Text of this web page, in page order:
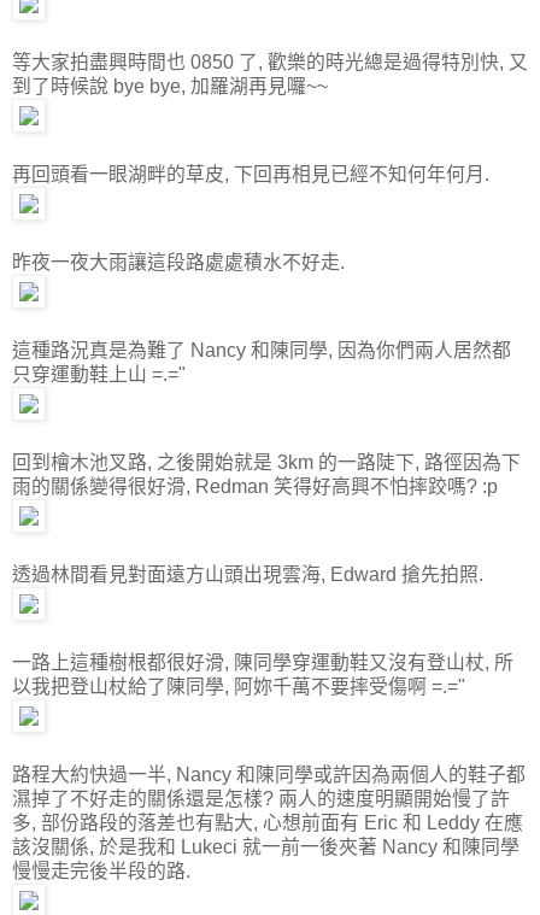
等大家拍盡興時間也 0850 了, 歡樂的時光總是過得特別快, 又
到了時候說 bye bye, 加羅湖再見囉~~
再回頭看一眼湖畔的草皮, 下回再相見已經不知何年何月.
昨夜一夜大雨讓這段路處處積水不好走.
這種路況真是為難了 Nancy 和陳同學, 因為你們兩人居然都
只穿運動鞋上山 =.="
回到檜木池叉路, 之後開始就是 3km 的一路陡下, 路徑因為下
雨的關係變得很好滑, Redman 笑得好高興不怕摔跤嗎? :p
透過林間看見對面遠方山頭出現雲海, Edward 搶先拍照.
一路上這種樹根都很好滑, 陳同學穿運動鞋又沒有登山杖, 所
以我把登山杖給了陳同學, 阿妳千萬不要摔受傷啊 =.="
路程大約快過一半, Nancy 和陳同學或許因為兩個人的鞋子都
濕掉了不好走的關係還是怎樣? 兩人的速度明顯開始慢了許
多, 部份路段的落差也有點大, 心想前面有 Eric 和 Leddy 在應
該沒關係, 於是我和 Lukeci 就一前一後夾著 Nancy 和陳同學
慢慢走完後半段的路.